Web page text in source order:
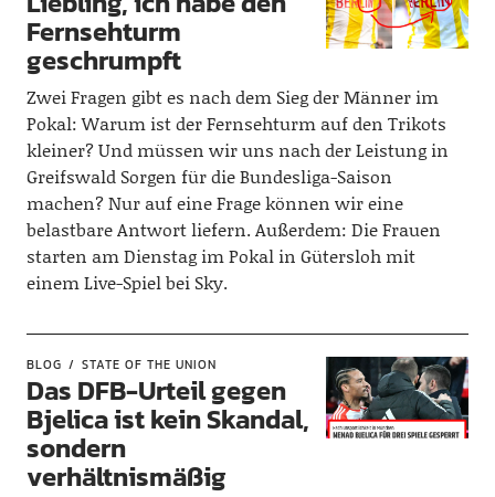
Fernsehturm
geschrumpft
Zwei Fragen gibt es nach dem Sieg der Männer im
Pokal: Warum ist der Fernsehturm auf den Trikots
kleiner? Und müssen wir uns nach der Leistung in
Greifswald Sorgen für die Bundesliga-Saison
machen? Nur auf eine Frage können wir eine
belastbare Antwort liefern. Außerdem: Die Frauen
starten am Dienstag im Pokal in Gütersloh mit
einem Live-Spiel bei Sky.
BLOG STATE OF THE UNION
Das DFB-Urteil gegen
Bjelica ist kein Skandal,
sondern
verhältnismäßig